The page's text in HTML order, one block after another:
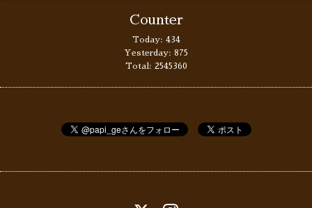
Counter
Today: 434
Yesterday: 875
Total: 2545360